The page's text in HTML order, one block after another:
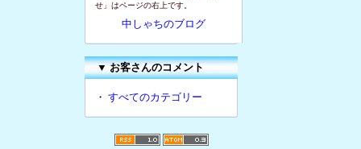
せ」はページの右上です。
中しゃちのブログ
▼お客さんのコメント
・ すべてのカテゴリー